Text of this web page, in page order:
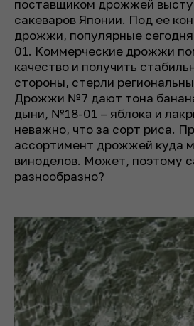
поставщиком дрожжей
сакеваров Японии. Под ее
дрожжи, популярные
01. Коммерческие дрожжи
качество и получить
стороны, стерли
Дрожжи №7 дают тона
дыни, №18-01 – яблока и
неважно, что за сорт риса.
ассортимент дрожжей куда
виноделов. Может, поэтому
разнообразно?